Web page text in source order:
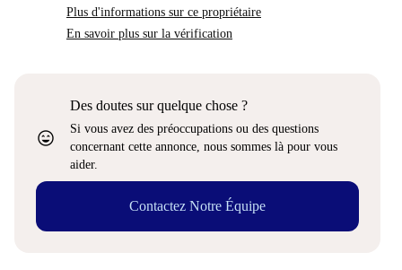
Plus d'informations sur ce propriétaire
En savoir plus sur la vérification
sentiment_very_satisfied
Des doutes sur quelque chose ?
Si vous avez des préoccupations ou des questions
concernant cette annonce, nous sommes là pour vous
aider.
Contactez Notre Équipe